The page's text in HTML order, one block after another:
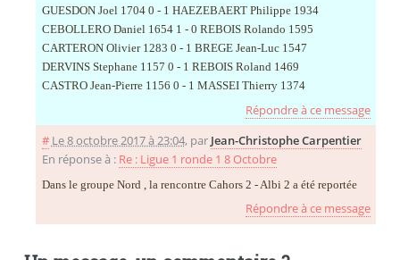
GUESDON Joel 1704 0 - 1 HAEZEBAERT Philippe 1934
CEBOLLERO Daniel 1654 1 - 0 REBOIS Rolando 1595
CARTERON Olivier 1283 0 - 1 BREGE Jean-Luc 1547
DERVINS Stephane 1157 0 - 1 REBOIS Roland 1469
CASTRO Jean-Pierre 1156 0 - 1 MASSEI Thierry 1374
Répondre à ce message
# Le 8 octobre 2017 à 23:04, par Jean-Christophe Carpentier
En réponse à : Re : Ligue 1 ronde 1 8 Octobre
Dans le groupe Nord , la rencontre Cahors 2 - Albi 2 a été reportée
Répondre à ce message